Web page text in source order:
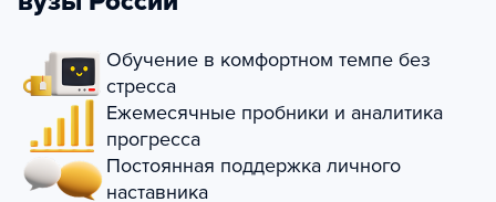
Обучение в комфортном темпе без
стресса
Ежемесячные пробники и аналитика
прогресса
Постоянная поддержка личного
наставника